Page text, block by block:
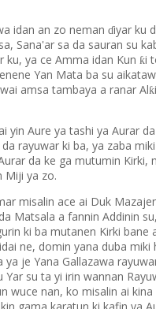
idan an zo neman ɗiyar ku
Sana'ar sa da sauran su
ku, ya ce Amma idan Kun ƙi
Yan Mata ba su
amsa tambaya a ranar Alƙ
yin Aure ya tashi ya Aurar
rayuwar ki ba, ya zaba
da ke ga mutumin Kirki,
Miji ya zo.
misalin ace ai Duk
Matsala a fannin Addinin
ki ba mutanen Kirki bane
ne, domin yana duba miki
je Yana Gallazawa
su ta yi irin wannan
wuce nan, ko misalin ai